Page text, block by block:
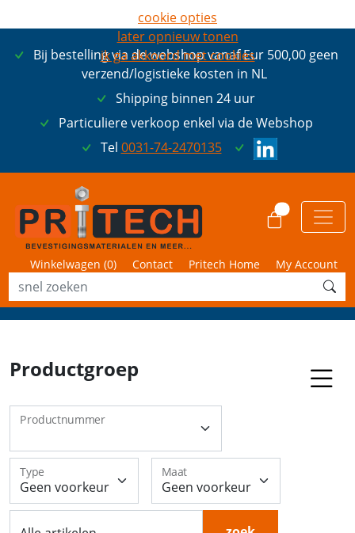
Bij bestelling via de webshop vanaf Eur 500,00 geen
verzend/logistieke kosten in NL
Shipping binnen 24 uur
Particuliere verkoop enkel via de Webshop
Tel 0031-74-2470135
Winkelwagen (0) Contact Pritech Home My Account
Productgroep
Productnummer
Type Maat
cookie opties
later opnieuw tonen
ik ga akkoord met cookies